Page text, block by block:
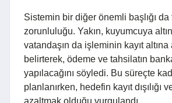
Sistemin bir diğer önemli başlığı da
zorunluluğu. Yakın, kuyumcuya
vatandaşın da işleminin kayıt altına
belirterek, ödeme ve tahsilatın
yapılacağını söyledi. Bu süreçte
planlanırken, hedefin kayıt dışılığı